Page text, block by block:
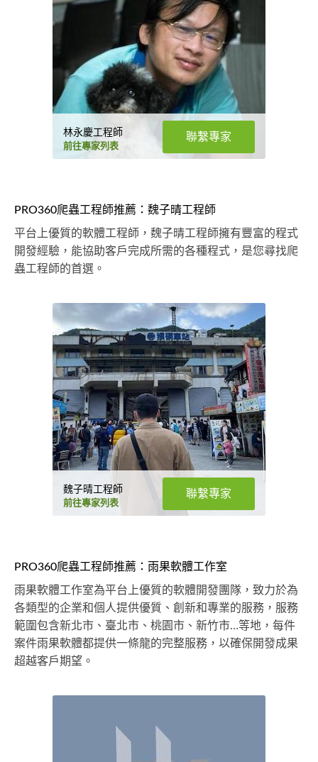
林永慶工程師
前往專家列表
聯繫專家
PRO360爬蟲工程師推薦：魏子晴工程師
平台上優質的軟體工程師，魏子晴工程師擁有豐富的程式
開發經驗，能協助客戶完成所需的各種程式，是您尋找爬
蟲工程師的首選。
魏子晴工程師
前往專家列表
聯繫專家
PRO360爬蟲工程師推薦：雨果軟體工作室
雨果軟體工作室為平台上優質的軟體開發團隊，致力於為
各類型的企業和個人提供優質、創新和專業的服務，服務
範圍包含新北市、臺北市、桃園市、新竹市…等地，每件
案件雨果軟體都提供一條龍的完整服務，以確保開發成果
超越客戶期望。